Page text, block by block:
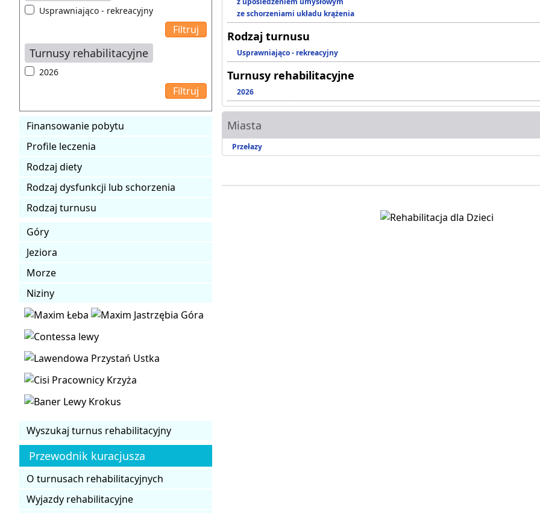
Usprawniająco - rekreacyjny
Turnusy rehabilitacyjne
2026
Finansowanie pobytu
Profile leczenia
Rodzaj diety
Rodzaj dysfunkcji lub schorzenia
Rodzaj turnusu
Góry
Jeziora
Morze
Niziny
Wyszukaj turnus rehabilitacyjny
Przewodnik kuracjusza
O turnusach rehabilitacyjnych
Wyjazdy rehabilitacyjne
ze schorzeniami układu krążenia
Rodzaj turnusu
Usprawniająco - rekreacyjny
Turnusy rehabilitacyjne
2026
Miasta
Przełazy